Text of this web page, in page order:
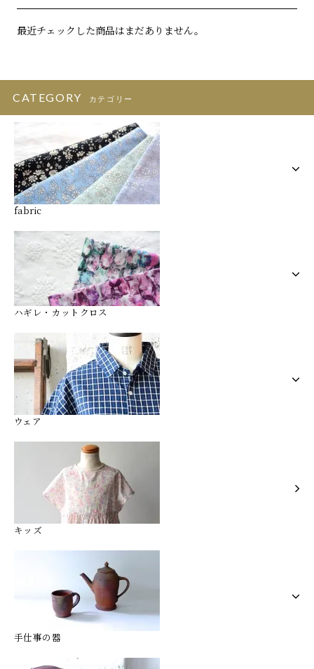
最近チェックした商品はまだありません。
CATEGORY カテゴリー
fabric
ハギレ・カットクロス
ウェア
キッズ
手仕事の器